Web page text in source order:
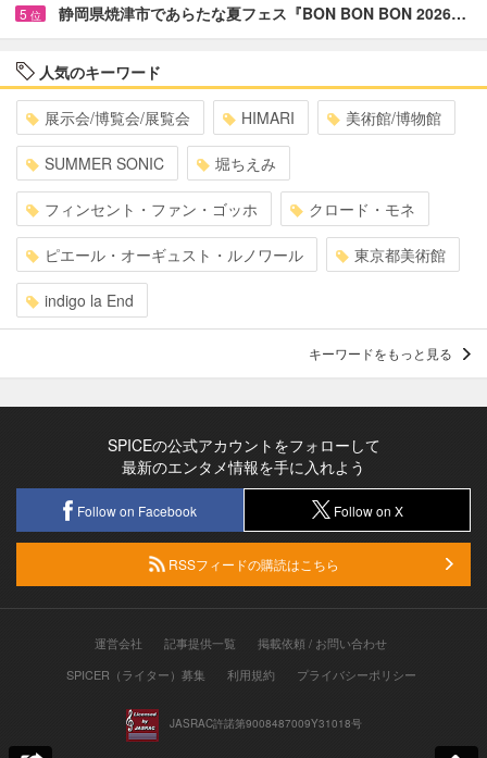
5 位 静岡県焼津市であらたな夏フェス『BON BON BON 2026…
人気のキーワード
展示会/博覧会/展覧会 HIMARI 美術館/博物館
SUMMER SONIC 堀ちえみ
フィンセント・ファン・ゴッホ クロード・モネ
ピエール・オーギュスト・ルノワール 東京都美術館
indigo la End
キーワードをもっと見る
SPICEの公式アカウントをフォローして
最新のエンタメ情報を手に入れよう
Follow on Facebook Follow on X
RSSフィードの購読はこちら
運営会社 記事提供一覧
掲載依頼 / お問い合わせ
SPICER（ライター）募集
利用規約 プライバシーポリシー
JASRAC許諾第9008487009Y31018号